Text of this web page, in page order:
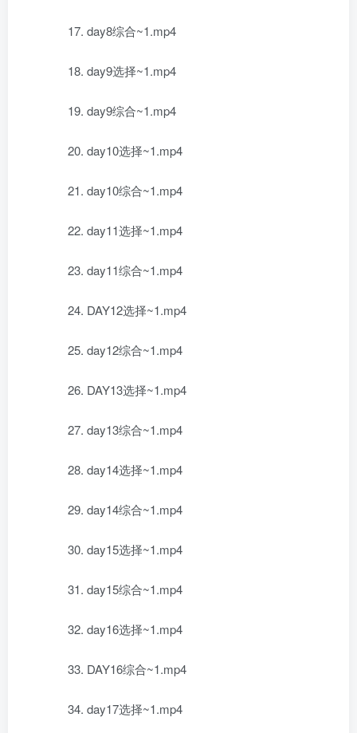
17. day8综合~1.mp4
18. day9选择~1.mp4
19. day9综合~1.mp4
20. day10选择~1.mp4
21. day10综合~1.mp4
22. day11选择~1.mp4
23. day11综合~1.mp4
24. DAY12选择~1.mp4
25. day12综合~1.mp4
26. DAY13选择~1.mp4
27. day13综合~1.mp4
28. day14选择~1.mp4
29. day14综合~1.mp4
30. day15选择~1.mp4
31. day15综合~1.mp4
32. day16选择~1.mp4
33. DAY16综合~1.mp4
34. day17选择~1.mp4